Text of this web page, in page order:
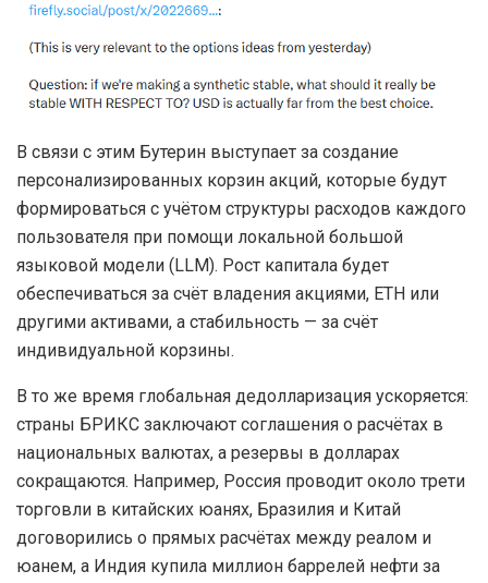
В связи с этим Бутерин выступает за создание
персонализированных корзин акций, которые будут
формироваться с учётом структуры расходов каждого
пользователя при помощи локальной большой
языковой модели (LLM). Рост капитала будет
обеспечиваться за счёт владения акциями, ETH или
другими активами, а стабильность — за счёт
индивидуальной корзины.
В то же время глобальная дедолларизация ускоряется:
страны БРИКС заключают соглашения о расчётах в
национальных валютах, а резервы в долларах
сокращаются. Например, Россия проводит около трети
торговли в китайских юанях, Бразилия и Китай
договорились о прямых расчётах между реалом и
юанем, а Индия купила миллион баррелей нефти за